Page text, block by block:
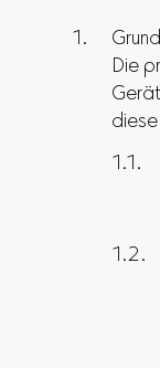
Die
diese